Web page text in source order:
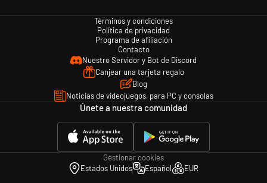
Términos y condiciones
Política de privacidad
Programa de afiliación
Contacto
Nuestro Servidor y Bot de Discord
Canjear una tarjeta regalo
Blog
Noticias de videojuegos, para PC y consolas
Únete a nuestra comunidad
Gestionar cookies
Estados Unidos
Español EUR